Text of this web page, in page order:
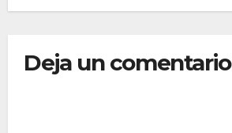
Deja un comentario